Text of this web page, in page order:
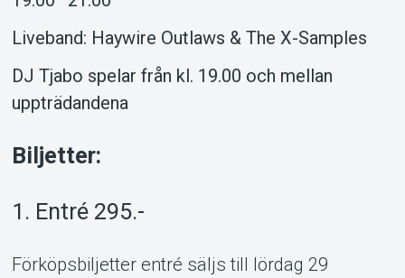
Liveband: Haywire Outlaws & The X-Samples
DJ Tjabo spelar från kl. 19.00 och mellan
uppträdandena
Biljetter:
1. Entré 295.-
Förköpsbiljetter entré säljs till lördag 29